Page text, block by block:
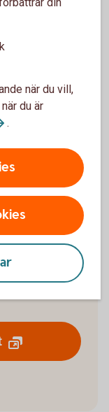
kan hjälpa till
juridiska
– få koll på
med stöd –
möte och få
när du vill,
du är
.